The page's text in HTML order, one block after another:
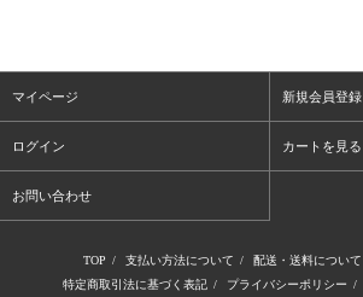
マイページ 新規会員登録
ログイン カートを見る
お問い合わせ
TOP / 支払い方法について / 配送・送料について
特定商取引法に基づく表記 / プライバシーポリシー /